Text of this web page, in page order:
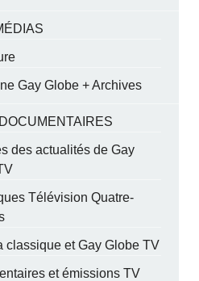
Gay Globe + Archives
des actualités de Gay
Télévision Quatre-
classique et Gay Globe TV
et émissions TV